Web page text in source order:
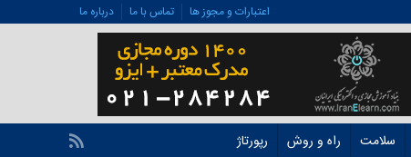
اعتبارات و مجوز ها تماس با ما درباره ما
سلامت راه و روش رپورتاژ